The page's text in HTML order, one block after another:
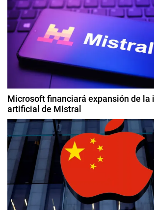
Microsoft financiará expansión de la
artificial de Mistral